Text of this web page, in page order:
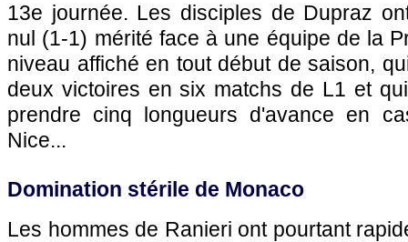
13e journée. Les disciples de Dupraz
nul (1-1) mérité face à une équipe de la
niveau affiché en tout début de saison,
deux victoires en six matchs de L1 et
prendre cinq longueurs d'avance en
Nice...
Domination stérile de Monaco
Les hommes de Ranieri ont pourtant